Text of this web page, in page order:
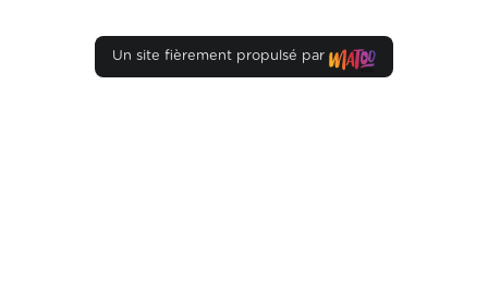
Un site fièrement propulsé par